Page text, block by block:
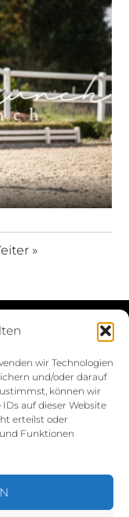
wir Technologien
und/oder darauf
können wir
auf dieser Website
erteilst oder
Funktionen
»